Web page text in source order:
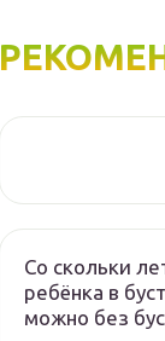
Со скольки
ребёнка в
можно без